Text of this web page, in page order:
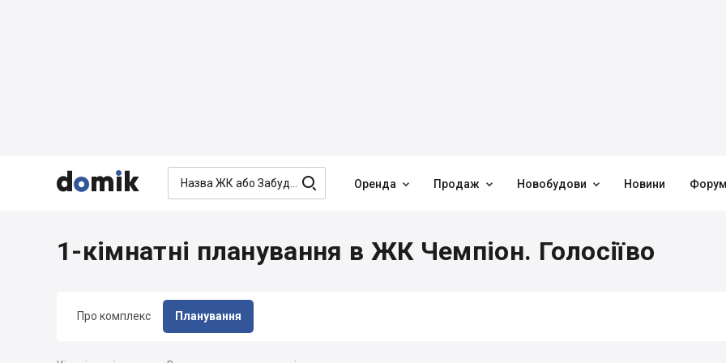


  Оренда  Продаж  Новобудови  Новини
Про комплекс Планування
1-кімнатні планування в ЖК Чемпіон. Голосіїво